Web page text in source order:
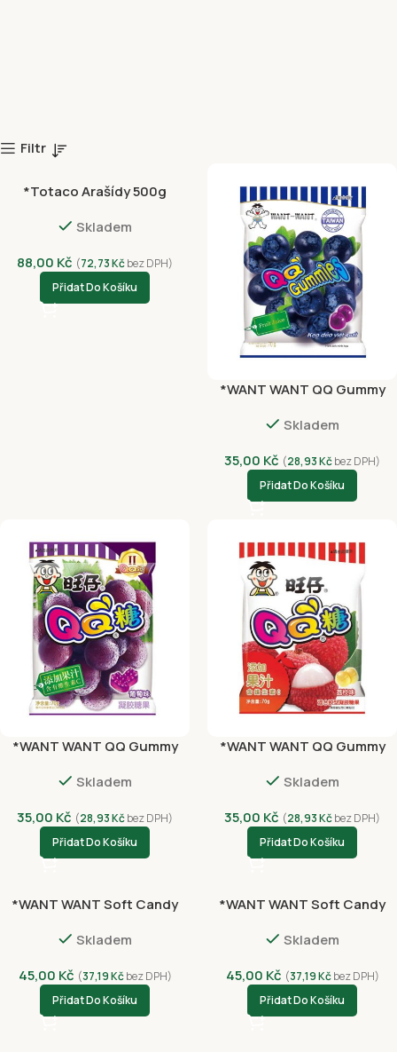
Filtr
*Totaco Arašídy 500g
Skladem
88,00 Kč (72,73Kčbez DPH)
Přidat Do Košíku
*WANT WANT QQ Gummy
Skladem
35,00 Kč (28,93Kčbez DPH)
Přidat Do Košíku
*WANT WANT QQ Gummy
Skladem
35,00 Kč (28,93Kčbez DPH)
Přidat Do Košíku
*WANT WANT QQ Gummy
Skladem
35,00 Kč (28,93Kčbez DPH)
Přidat Do Košíku
*WANT WANT Soft Candy
45g
Skladem
45,00 Kč (37,19Kčbez DPH)
Přidat Do Košíku
*WANT WANT Soft Candy
45g
Skladem
45,00 Kč (37,19Kčbez DPH)
Přidat Do Košíku